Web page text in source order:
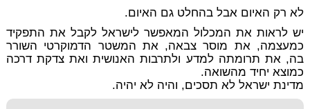
לא רק האיום אבל בהחלט גם האיום.
יש לראות את המכלול המאפשר לישראל לקבל את התפקיד
כמעצמה, את מוסר צבאה, את המשטר הדמוקרטי השורר
בה, את תרומתה למדע ולתרבות האנושית ואת צדקת דרכה
כמוצא יחיד מהשואה.
מדינת ישראל לא תסכים, והיה לא יהיה.